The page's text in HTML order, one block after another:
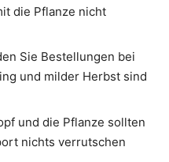
die Pflanze nicht
Sie Bestellungen bei
und milder Herbst sind
und die Pflanze sollten
nichts verrutschen